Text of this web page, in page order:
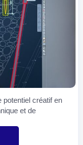
créatif en
et de